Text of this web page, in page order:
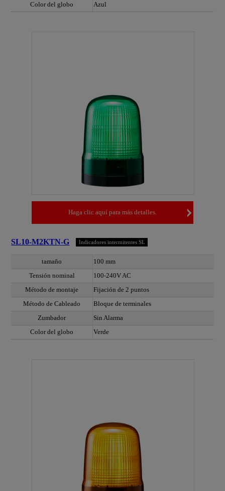
Color del globo
Azul
Haga clic aquí para más detalles.
SL10-M2KTN-G Indicadores intermitentes SL
tamaño
100 mm
Tensión nominal
100-240V AC
Método de montaje
Fijación de 2 puntos
Método de Cableado
Bloque de terminales
Zumbador
Sin Alarma
Color del globo
Verde